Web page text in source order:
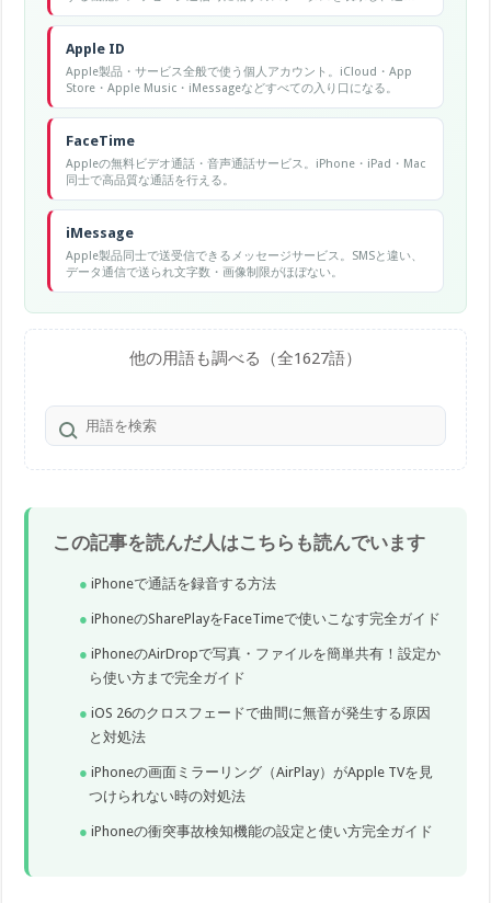
が届いていない可能性を知らせる。
Apple ID
Apple製品・サービス全般で使う個人アカウント。iCloud・App
Store・Apple Music・iMessageなどすべての入り口になる。
FaceTime
Appleの無料ビデオ通話・音声通話サービス。iPhone・iPad・Mac
同士で高品質な通話を行える。
iMessage
Apple製品同士で送受信できるメッセージサービス。SMSと違い、
データ通信で送られ文字数・画像制限がほぼない。
他の用語も調べる（全1627語）
この記事を読んだ人はこちらも読んでいます
iPhoneで通話を録音する方法
iPhoneのSharePlayをFaceTimeで使いこなす完全ガイド
iPhoneのAirDropで写真・ファイルを簡単共有！設定か
ら使い方まで完全ガイド
iOS 26のクロスフェードで曲間に無音が発生する原因
と対処法
iPhoneの画面ミラーリング（AirPlay）がApple TVを見
つけられない時の対処法
iPhoneの衝突事故検知機能の設定と使い方完全ガイド